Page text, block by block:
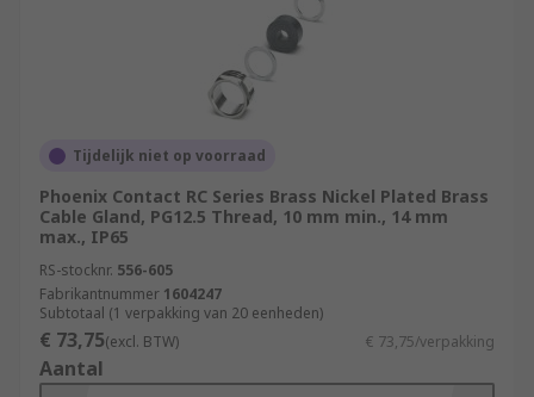
Tijdelijk niet op voorraad
Phoenix Contact RC Series Brass Nickel Plated Brass
Cable Gland, PG12.5 Thread, 10 mm min., 14 mm
max., IP65
RS-stocknr. 556-605
Fabrikantnummer 1604247
Subtotaal (1 verpakking van 20 eenheden)
€ 73,75(excl. BTW) € 73,75/verpakking
Aantal